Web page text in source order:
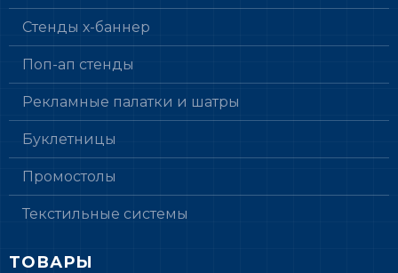
Стенды х-баннер
Поп-ап стенды
Рекламные палатки и шатры
Буклетницы
Промостолы
Текстильные системы
ТОВАРЫ